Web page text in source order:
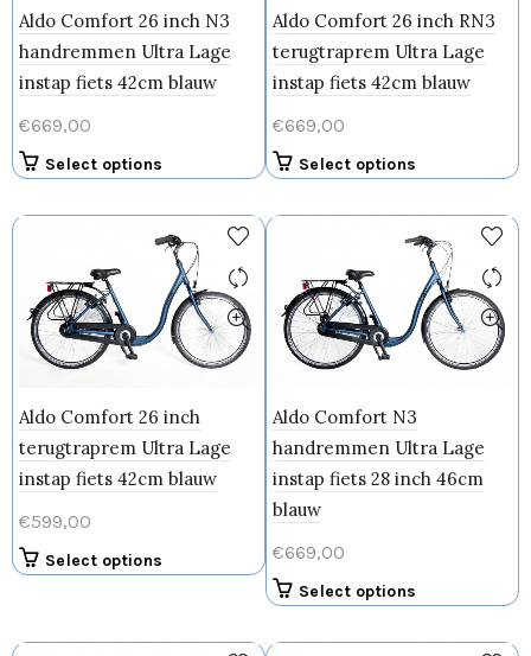
Aldo Comfort 26 inch N3
handremmen Ultra Lage
instap fiets 42cm blauw
€669,00
Select options
heeft
meerdere
variaties.
Deze
optie
kan
gekozen
op
de
productpagina
Aldo Comfort 26 inch RN3
terugtraprem Ultra Lage
instap fiets 42cm blauw
€669,00
Select options
heeft
meerdere
variaties.
Deze
optie
kan
gekozen
op
de
productpagina
Aldo Comfort 26 inch
terugtraprem Ultra Lage
instap fiets 42cm blauw
€599,00
Select options
meerdere
Aldo Comfort N3
handremmen Ultra Lage
instap fiets 28 inch 46cm
blauw
€669,00
Select options
heeft